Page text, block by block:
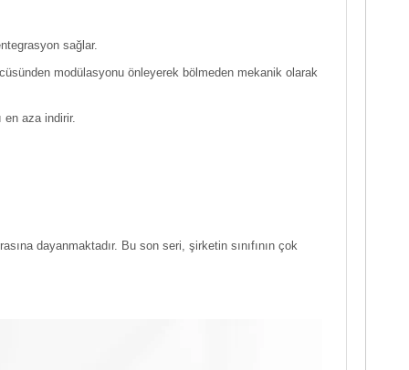
sağlar.
modülasyonu önleyerek bölmeden mekanik olarak
en aza indirir.
dayanmaktadır. Bu son seri, şirketin sınıfının çok